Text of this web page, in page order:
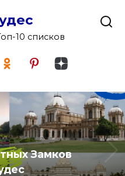
10 списков
кратерных